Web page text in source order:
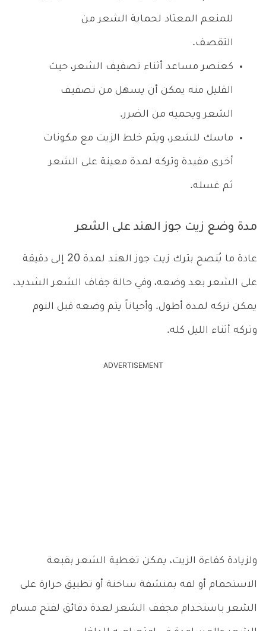
للمنعم المعتاد لحماية الشعر من
التقصف.
كعنصر مساعد أثناء تصفيف الشعر، حيث
القليل منه يمكن أن يسهل من تصفيف
الشعر ويحميه من الضرر.
ماسك للشعر، ويتم خلط الزيت مع مكونات
أخرى مفيدة وتركه لمدة معينة على الشعر
ثم غسله.
مدة وضع زيت جوز الهند على الشعر
عادة ما يُنصح بترك زيت جوز الهند لمدة 20 إلى دقيقة
على الشعر بعد وضعه، وفي حالة جفاف الشعر الشديد،
يمكن تركه لمدة أطول. وأحياناً يتم وضعه قبل النوم
وتركه أثناء الليل كله.
ADVERTISEMENT
ولزيادة كفاءة الزيت، يمكن تغطية الشعر بقبعة
الاستحمام أو لفه بمنشفة ساخنة أو تطبيق حرارة على
الشعر باستخدام مجفف الشعر لعدة دقائق لفتح مسام